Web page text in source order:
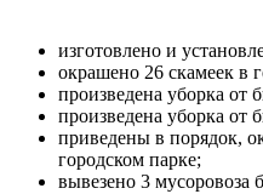
изготовлено и
окрашено 26 скамеек в
произведена уборка от
произведена уборка от
приведены в порядок,
городском парке;
вывезено 3 мусоровоза